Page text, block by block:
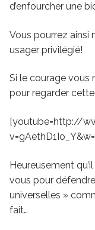
d’enfourcher une
Vous pourrez ainsi
usager privilégié!
Si le courage vous
pour regarder
[youtube=http://
Heureusement
vous pour
universelles »
fait…